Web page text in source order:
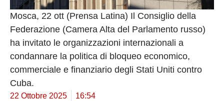
Mosca, 22 ott (Prensa Latina) Il Consiglio della
Federazione (Camera Alta del Parlamento russo)
ha invitato le organizzazioni internazionali a
condannare la politica di bloqueo economico,
commerciale e finanziario degli Stati Uniti contro
Cuba.
22 Ottobre 2025 16:54